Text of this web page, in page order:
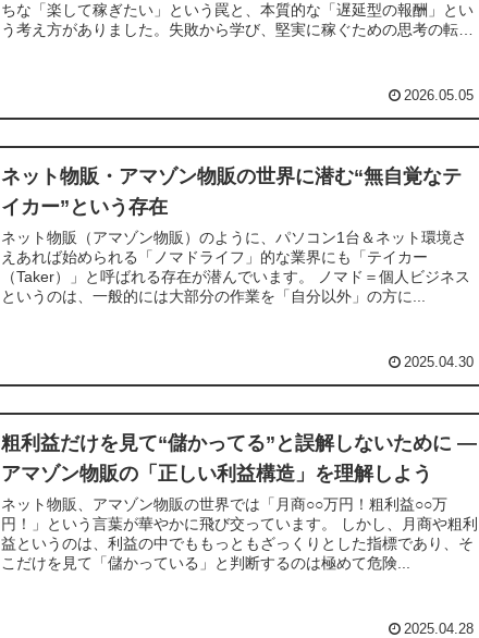
ちな「楽して稼ぎたい」という罠と、本質的な「遅延型の報酬」とい
う考え方がありました。失敗から学び、堅実に稼ぐための思考の転換
2026.05.05
ネット物販・アマゾン物販の世界に潜む“無自覚なテ
イカー”という存在
ネット物販（アマゾン物販）のように、パソコン1台＆ネット環境さ
えあれば始められる「ノマドライフ」的な業界にも「テイカー
（Taker）」と呼ばれる存在が潜んでいます。 ノマド＝個人ビジネス
というのは、一般的には大部分の作業を「自分以外」の方に...
2025.04.30
粗利益だけを見て“儲かってる”と誤解しないために ―
アマゾン物販の「正しい利益構造」を理解しよう
ネット物販、アマゾン物販の世界では「月商○○万円！粗利益○○万
円！」という言葉が華やかに飛び交っています。 しかし、月商や粗利
益というのは、利益の中でももっともざっくりとした指標であり、そ
こだけを見て「儲かっている」と判断するのは極めて危険...
2025.04.28